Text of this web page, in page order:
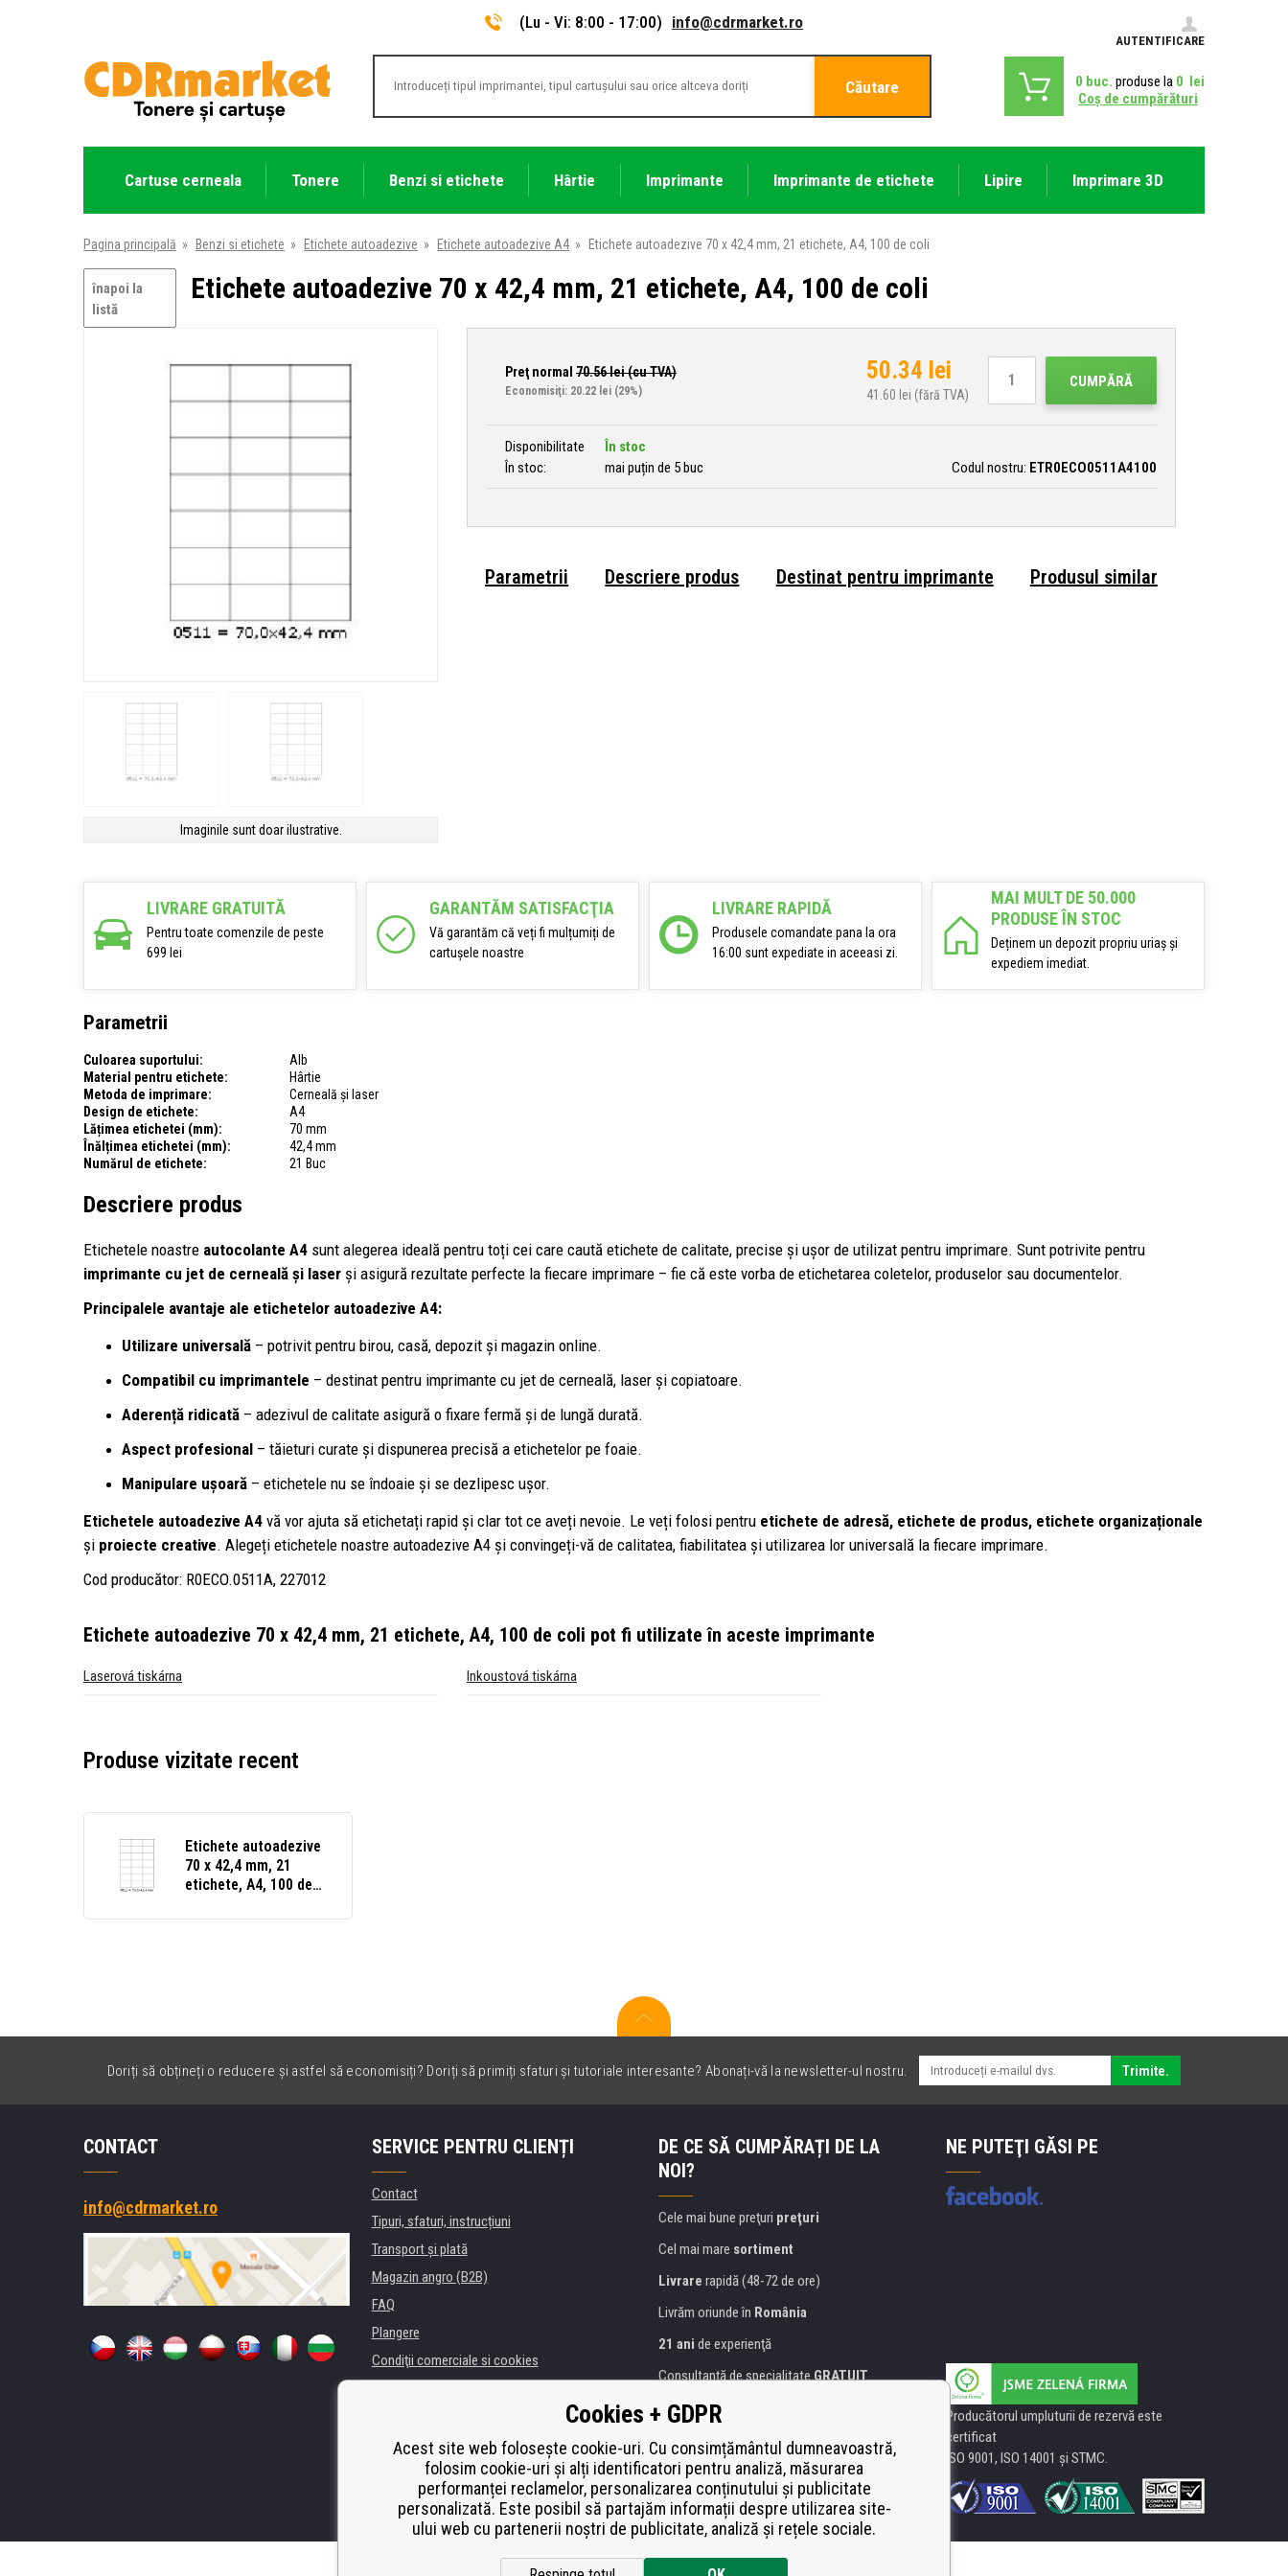
(Lu - Vi: 8:00 - 17:00) info@cdrmarket.ro
AUTENTIFICARE
Căutare 0 buc. produse la 0 lei
Coş de cumpărături
Cartuse cerneala Tonere Benzi si etichete Hârtie Imprimante Imprimante de etichete Lipire Imprimare 3D
Pagina principală » Benzi si etichete » Etichete autoadezive » Etichete autoadezive A4 » Etichete autoadezive 70 x 42,4 mm, 21 etichete, A4, 100 de coli
înapoi la
listă
Etichete autoadezive 70 x 42,4 mm, 21 etichete, A4, 100 de coli
Imaginile sunt doar ilustrative.
Preţ normal 70.56lei (cu TVA)
Economisiţi: 20.22 lei (29%)
50.34 lei
41.60 lei (fără TVA)
CUMPĂRĂ
Disponibilitate
În stoc
În stoc:
mai puțin de 5 buc Codul nostru: ETR0ECO0511A4100
Parametrii Descriere produs Destinat pentru imprimante Produsul similar
LIVRARE GRATUITĂ
Pentru toate comenzile de peste
699 lei
GARANTĂM SATISFACŢIA
Vă garantăm că veți fi mulțumiți de
cartușele noastre
LIVRARE RAPIDĂ
Produsele comandate pana la ora
16:00 sunt expediate in aceeasi zi.
MAI MULT DE 50.000
PRODUSE ÎN STOC
Deținem un depozit propriu uriaș și
expediem imediat.
Parametrii
Culoarea suportului:
Alb
Material pentru etichete:
Hârtie
Metoda de imprimare:
Cerneală și laser
Design de etichete:
A4
Lățimea etichetei (mm):
70 mm
Înălțimea etichetei (mm):
42,4 mm
Numărul de etichete:
21 Buc
Descriere produs
Etichetele noastre autocolante A4 sunt alegerea ideală pentru toți cei care caută etichete de calitate, precise și ușor de utilizat pentru imprimare. Sunt potrivite pentru
imprimante cu jet de cerneală și laser și asigură rezultate perfecte la fiecare imprimare – fie că este vorba de etichetarea coletelor, produselor sau documentelor.
Principalele avantaje ale etichetelor autoadezive A4:
Utilizare universală – potrivit pentru birou, casă, depozit și magazin online.
Compatibil cu imprimantele – destinat pentru imprimante cu jet de cerneală, laser și copiatoare.
Aderență ridicată – adezivul de calitate asigură o fixare fermă și de lungă durată.
Aspect profesional – tăieturi curate și dispunerea precisă a etichetelor pe foaie.
Manipulare ușoară – etichetele nu se îndoaie și se dezlipesc ușor.
Etichetele autoadezive A4 vă vor ajuta să etichetați rapid și clar tot ce aveți nevoie. Le veți folosi pentru etichete de adresă, etichete de produs, etichete organizaționale
și proiecte creative. Alegeți etichetele noastre autoadezive A4 și convingeți-vă de calitatea, fiabilitatea și utilizarea lor universală la fiecare imprimare.
Cod producător: R0ECO.0511A, 227012
Etichete autoadezive 70 x 42,4 mm, 21 etichete, A4, 100 de coli pot fi utilizate în aceste imprimante
Laserová tiskárna Inkoustová tiskárna
Produse vizitate recent
Etichete autoadezive
70 x 42,4 mm, 21
etichete, A4, 100 de
Doriți să obțineți o reducere și astfel să economisiți? Doriți să primiți sfaturi și tutoriale interesante? Abonați-vă la newsletter-ul nostru. Trimite.
CONTACT
info@cdrmarket.ro
SERVICE PENTRU CLIENȚI
Contact
Tipuri, sfaturi, instrucțiuni
Transport şi plată
Magazin angro (B2B)
FAQ
Plangere
Condiţii comerciale si cookies
Închirierea de imprimante
Performanță de înlocuire
Odstoupení od smlouvy
DE CE SĂ CUMPĂRAȚI DE LA
NOI?
Cele mai bune preţuri preţuri
Cel mai mare sortiment
Livrare rapidă (48-72 de ore)
Livrăm oriunde în România
21 ani de experienţă
Consultanţă de specialitateGRATUIT
Abordarea amabilă
certificat
Heureka
Platăsecurizată on-line
NE PUTEŢI GĂSI PE
Producătorul umpluturii de rezervă este
certificat
ISO 9001, ISO 14001 şi STMC.
Cookies + GDPR
Acest site web folosește cookie-uri. Cu consimțământul dumneavoastră,
folosim cookie-uri și alți identificatori pentru analiză, măsurarea
performanței reclamelor, personalizarea conținutului și publicitate
personalizată. Este posibil să partajăm informații despre utilizarea site-
ului web cu partenerii noștri de publicitate, analiză și rețele sociale.